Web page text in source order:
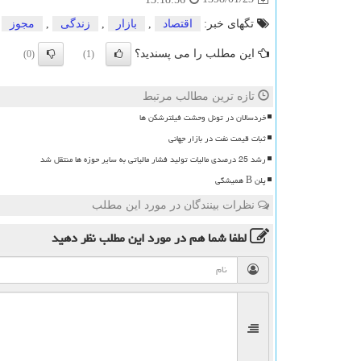
تگهای خبر:
اقتصاد بازار زندگی مجوز
این مطلب را می پسندید؟ (1)
(0)
تازه ترین مطالب مرتبط
خردسالان در تونل وحشت فیلترشکن ها
ثبات قیمت نفت در بازار جهانی
رشد 25 درصدی مالیات تولید فشار مالیاتی به سایر حوزه ها منتقل شد
پلن B همیشگی
نظرات بینندگان در مورد این مطلب
لطفا شما همدر مورد این مطلبنظر دهید